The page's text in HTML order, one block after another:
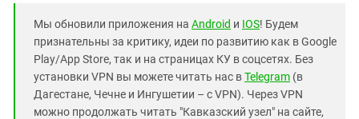
Мы обновили приложения на Android и IOS! Будем
признательны за критику, идеи по развитию как в Google
Play/App Store, так и на страницах КУ в соцсетях. Без
установки VPN вы можете читать нас вTelegram (в
Дагестане, Чечне и Ингушетии – с VPN). Через VPN
можно продолжать читать "Кавказский узел" на сайте,